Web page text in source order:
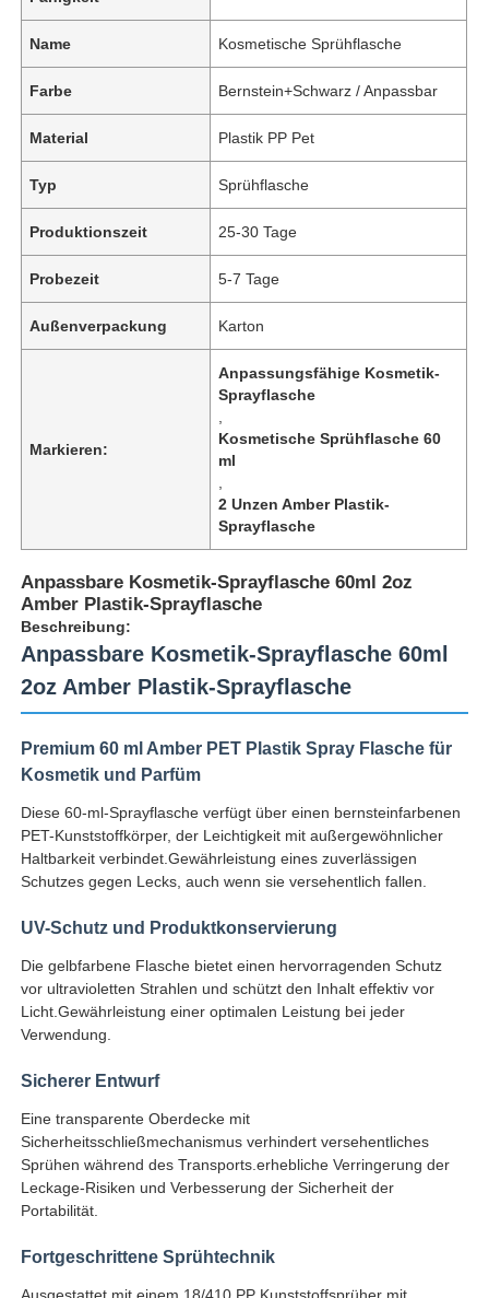
Startseite
Produkte
Über uns
Name Kosmetische Sprühflasche
Farbe Bernstein+Schwarz / Anpassbar
Material Plastik PP Pet
Typ Sprühflasche
Produktionszeit 25-30 Tage
Probezeit 5-7 Tage
Außenverpackung Karton
Markieren:
Anpassungsfähige Kosmetik-
Sprayflasche
Kosmetische Sprühflasche 60
ml
2 Unzen Amber Plastik-
Sprayflasche
Anpassbare Kosmetik-Sprayflasche 60ml 2oz
Amber Plastik-Sprayflasche
Beschreibung:
Anpassbare Kosmetik-Sprayflasche 60ml
2oz Amber Plastik-Sprayflasche
Premium 60 ml Amber PET Plastik Spray Flasche für
Kosmetik und Parfüm
Diese 60-ml-Sprayflasche verfügt über einen bernsteinfarbenen
PET-Kunststoffkörper, der Leichtigkeit mit außergewöhnlicher
Haltbarkeit verbindet.Gewährleistung eines zuverlässigen
Schutzes gegen Lecks, auch wenn sie versehentlich fallen.
UV-Schutz und Produktkonservierung
Die gelbfarbene Flasche bietet einen hervorragenden Schutz
vor ultravioletten Strahlen und schützt den Inhalt effektiv vor
Licht.Gewährleistung einer optimalen Leistung bei jeder
Verwendung.
Sicherer Entwurf
Eine transparente Oberdecke mit
Sicherheitsschließmechanismus verhindert versehentliches
Sprühen während des Transports.erhebliche Verringerung der
Leckage-Risiken und Verbesserung der Sicherheit der
Portabilität.
Fortgeschrittene Sprühtechnik
Ausgestattet mit einem 18/410 PP Kunststoffsprüher mit